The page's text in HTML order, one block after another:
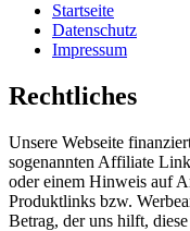
Startseite
Datenschutz
Impressum
Rechtliches
Unsere Webseite
sogenannten Affiliate
oder einem Hinweis auf
Produktlinks bzw.
Betrag, der uns hilft,